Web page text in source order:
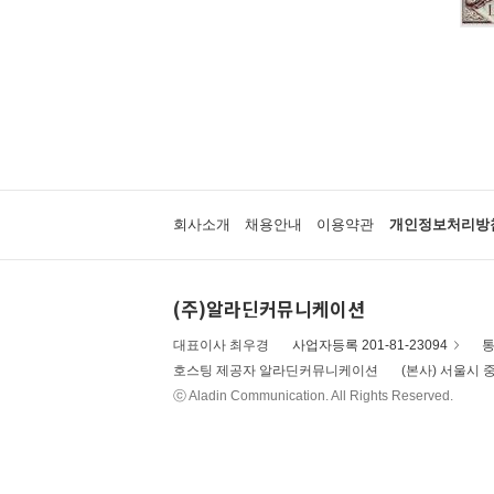
회사소개 채용안내 이용약관 개인정보처리방
(주)알라딘커뮤니케이션
대표이사 최우경 사업자등록 201-81-23094
호스팅 제공자 알라딘커뮤니케이션
(본사) 서울시
ⓒ Aladin Communication. All Rights Reserved.